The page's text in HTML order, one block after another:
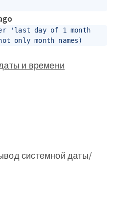
'last day of 1 month
only month names)
и времени
системной даты/